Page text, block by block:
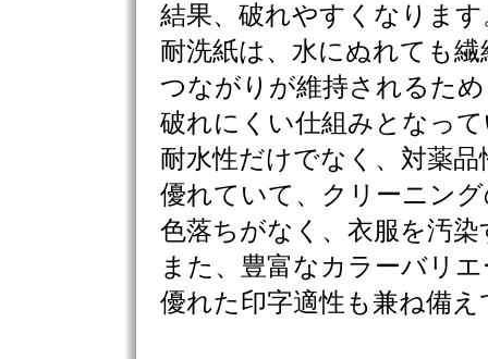
結果、破れやすくなります
耐洗紙は、水にぬれても繊
つながりが維持されるため
破れにくい仕組みとなっ
耐水性だけでなく、対薬品
優れていて、クリーニン
色落ちがなく、衣服を汚
また、豊富なカラーバリ
優れた印字適性も兼ね備